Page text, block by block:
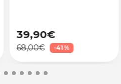
24,90€
29,10€ -14%